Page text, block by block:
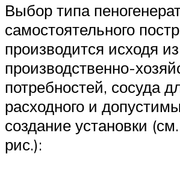
Выбор типа
самостоятельного
производится исходя
производственно-
потребностей, сосуда
расходного и
создание установки
рис.):